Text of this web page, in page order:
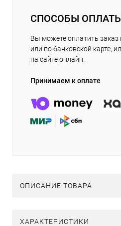
СПОСОБЫ
Вы можете оплатить
или по банковской карте,
на сайте онлайн.
Принимаем к оплате
ОПИСАНИЕ ТОВАРА
ХАРАКТЕРИСТИКИ